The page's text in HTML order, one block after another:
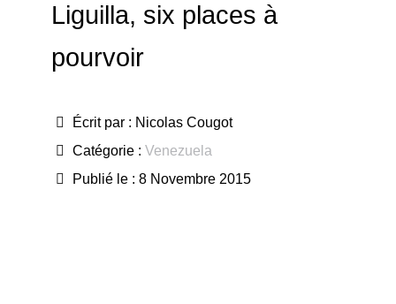
Liguilla, six places à
pourvoir
Écrit par : Nicolas Cougot
Catégorie : Venezuela
Publié le : 8 Novembre 2015